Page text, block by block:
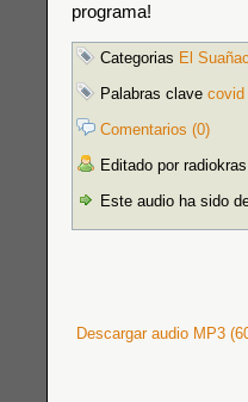
programa!
Categorias El
Palabras clave covid
Comentarios (0)
Editado por radiokras
Este audio ha sido
Descargar audio MP3